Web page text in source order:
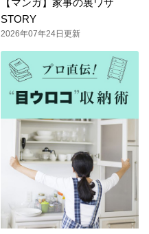
【マンガ】家事の裏ワザ
STORY
2026年07年24日更新